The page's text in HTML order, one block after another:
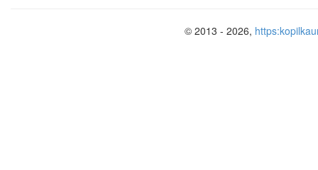
© 2013 - 2026,